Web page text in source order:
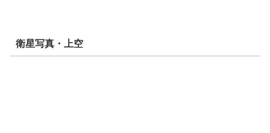
衛星写真・上空